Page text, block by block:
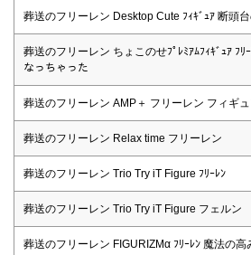
葬送のフリーレン Desktop Cute ﾌｨｷﾞｭｱ 断頭
葬送のフリーレン ちょこのせﾌﾟﾚﾐｱﾑﾌｨｷﾞｭｱ ﾌﾘ
なっちゃった
葬送のフリーレン AMP＋ フリーレン フィギ
葬送のフリーレン Relax time フリーレン
葬送のフリーレン Trio Try iT Figure ﾌﾘｰﾚﾝ
葬送のフリーレン Trio Try iT Figure フェルン
葬送のフリーレン FIGURIZMα ﾌﾘｰﾚﾝ 魔法の高